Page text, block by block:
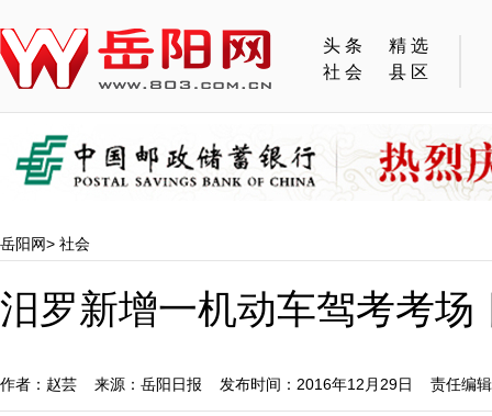
头条
精选
社会
县区
岳阳网> 社会
汨罗新增一机动车驾考考场
作者：赵芸 来源：岳阳日报 发布时间：2016年12月29日 责任编辑